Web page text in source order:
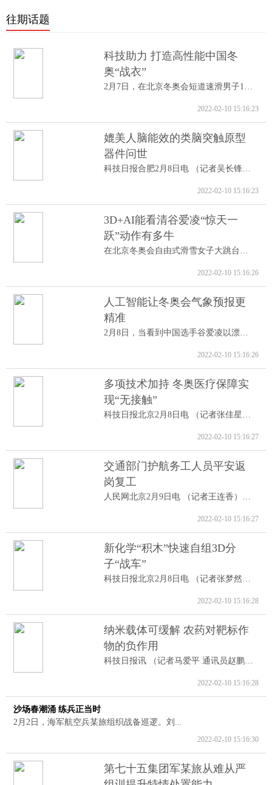
往期话题
科技助力 打造高性能中国冬
奥“战衣”
2月7日，在北京冬奥会短道速滑男子1000米A...
2022-02-10 15:16:23
媲美人脑能效的类脑突触原型
器件问世
科技日报合肥2月8日电 （记者吴长锋）8日...
2022-02-10 15:16:23
3D+AI能看清谷爱凌“惊天一
跃”动作有多牛
在北京冬奥会自由式滑雪女子大跳台决赛中...
2022-02-10 15:16:26
人工智能让冬奥会气象预报更
精准
2月8日，当看到中国选手谷爱凌以漂亮的高...
2022-02-10 15:16:26
多项技术加持 冬奥医疗保障实
现“无接触”
科技日报北京2月8日电 （记者张佳星）记...
2022-02-10 15:16:27
交通部门护航务工人员平安返
岗复工
人民网北京2月9日电 （记者王连香）记者...
2022-02-10 15:16:27
新化学“积木”快速自组3D分
子“战车”
科技日报北京2月8日电 （记者张梦然）据...
2022-02-10 15:16:28
纳米载体可缓解 农药对靶标作
物的负作用
科技日报讯 （记者马爱平 通讯员赵鹏跃...
2022-02-10 15:16:28
沙场春潮涌 练兵正当时
2月2日，海军航空兵某旅组织战备巡逻。刘...
2022-02-10 15:16:30
第七十五集团军某旅从难从严